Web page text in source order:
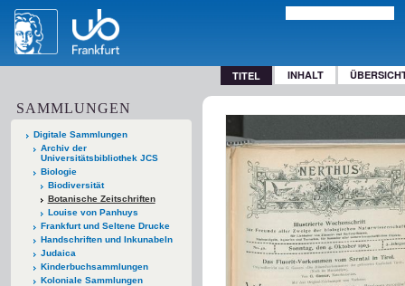
TITEL INHALT
SAMMLUNGEN
Digitale Sammlungen
Archiv der
Universitätsbibliothek JCS
Biologie
Biodiversität
Botanische Zeitschriften
Louise von Panhuys
Frankfurt und Seltene Drucke
Handschriften und Inkunabeln
Judaica
Kinderbuchsammlungen
Koloniale Sammlungen